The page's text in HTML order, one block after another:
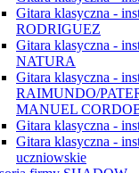
Gitara klasyczna -
RODRIGUEZ
Gitara klasyczna -
NATURA
Gitara klasyczna -
RAIMUNDO/
MANUEL
Gitara klasyczna -
Gitara klasyczna -
uczniowskie